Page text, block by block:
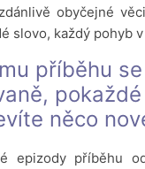
obyčejné
slovo, každý pohyb
příběhu
něco
epizody příběhu